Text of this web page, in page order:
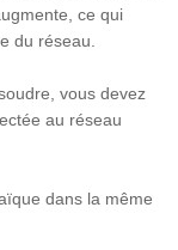
ce qui
du réseau.
vous devez
au réseau
dans la même